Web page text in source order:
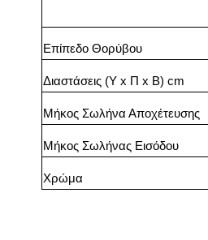
Επίπεδο Θορύβου
Διαστάσεις (Υ x Π x Β) cm
Μήκος Σωλήνα Αποχέτευσης
Μήκος Σωλήνας Εισόδου
Χρώμα